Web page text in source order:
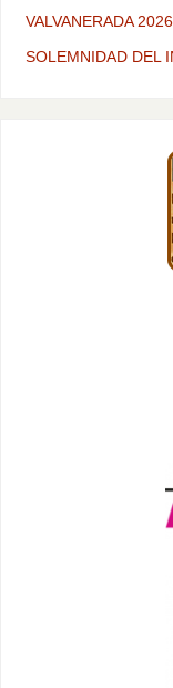
VALVANERADA 2026
SOLEMNIDAD DEL